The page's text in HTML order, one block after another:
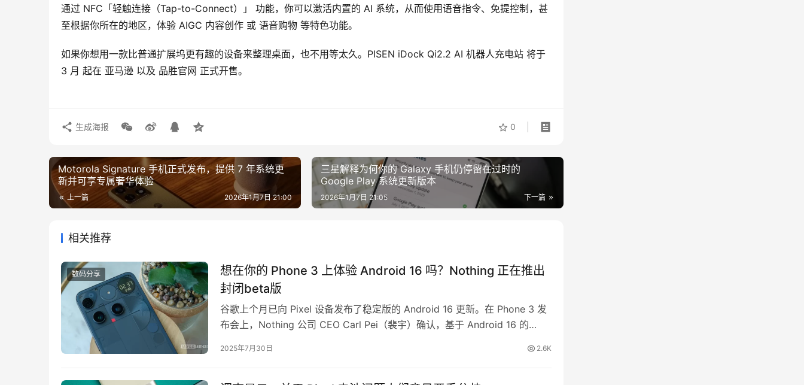
通过 NFC「轻触连接（Tap-to-Connect）」 功能，你可以激活内置的 AI 系统，从而使用语音指令、免提控制，甚
至根据你所在的地区，体验 AIGC 内容创作 或 语音购物 等特色功能。
如果你想用一款比普通扩展坞更有趣的设备来整理桌面，也不用等太久。PISEN iDock Qi2.2 AI 机器人充电站 将于
3 月 起在 亚马逊 以及 品胜官网 正式开售。
0
生成海报
Motorola Signature 手机正式发布，提供 7 年系统更
新并可享专属奢华体验
上一篇 2026年1月7日 21:00
三星解释为何你的 Galaxy 手机仍停留在过时的
Google Play 系统更新版本
下一篇
2026年1月7日 21:05
相关推荐
数码分享
想在你的 Phone 3 上体验 Android 16 吗？Nothing 正在推出
封闭beta版
谷歌上个月已向 Pixel 设备发布了稳定版的 Android 16 更新。在 Phone 3 发
布会上，Nothing 公司 CEO Carl Pei（裴宇）确认，基于 Android 16 的
在 9 月底之前发布。但如果你想提前体验这次更新，现在已经可以报名参加封
2025年7月30日 2.6K